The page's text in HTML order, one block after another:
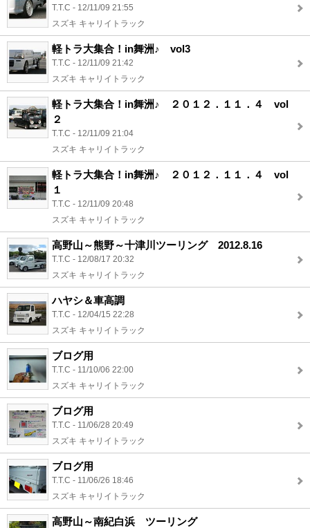
T.T.C - 12/11/09 21:55
スズキ キャリイトラック
軽トラ大集合！in舞洲♪ vol3
T.T.C - 12/11/09 21:42
スズキ キャリイトラック
軽トラ大集合！in舞洲♪ ２０１２．１１．４ vol
２
T.T.C - 12/11/09 21:04
スズキ キャリイトラック
軽トラ大集合！in舞洲♪ ２０１２．１１．４ vol
１
T.T.C - 12/11/09 20:48
スズキ キャリイトラック
高野山～熊野～十津川ツーリング 2012.8.16
T.T.C - 12/08/17 20:32
スズキ キャリイトラック
ハヤシ＆車高調
T.T.C - 12/04/15 22:28
スズキ キャリイトラック
ブログ用
T.T.C - 11/10/06 22:00
スズキ キャリイトラック
ブログ用
T.T.C - 11/06/28 20:49
スズキ キャリイトラック
ブログ用
T.T.C - 11/06/26 18:46
スズキ キャリイトラック
高野山～南紀白浜 ツーリング